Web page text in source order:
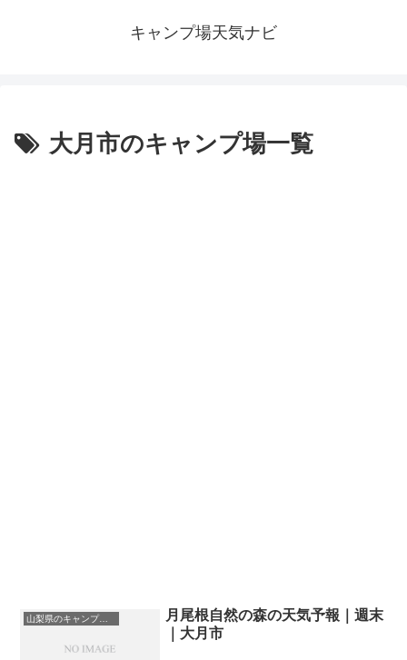
キャンプ場天気ナビ
大月市のキャンプ場一覧
山梨県のキャンプ場一覧
月尾根自然の森の天気予報｜週末
｜大月市